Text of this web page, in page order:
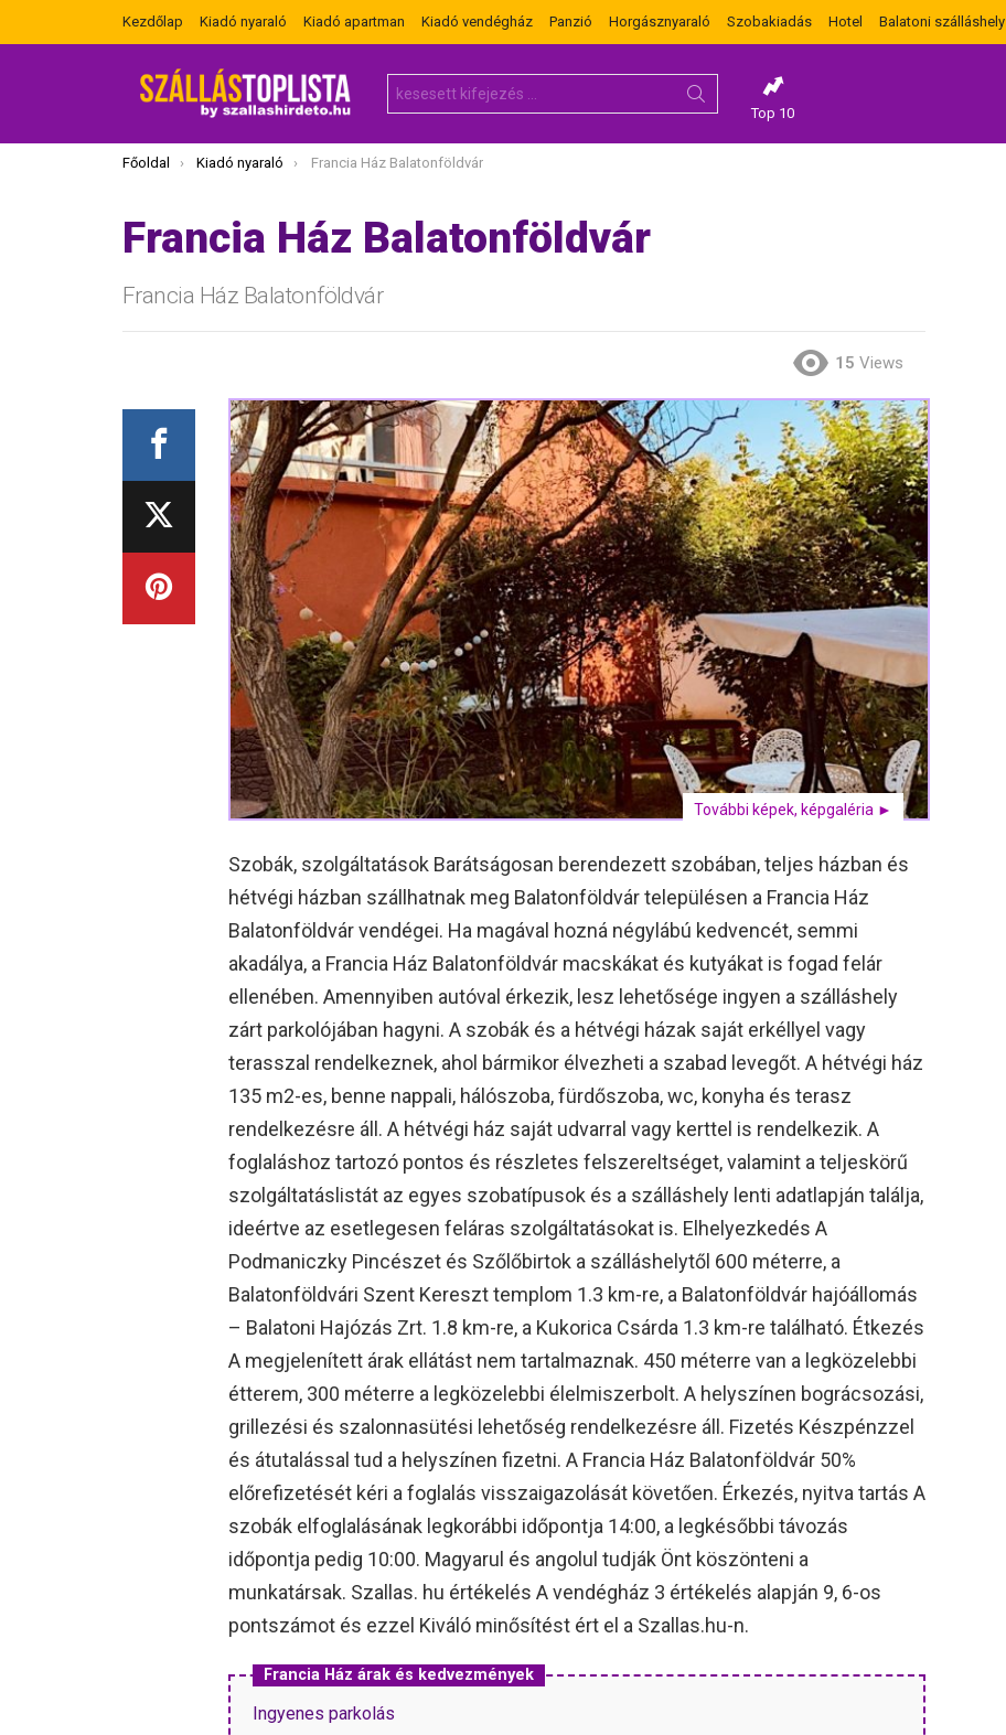
Kezdőlap Kiadó nyaraló Kiadó apartman Kiadó vendégház Panzió Horgásznyaraló Szobakiadás Hotel Balatoni szálláshely
for:
Top 10
Itt vagy most:
Főoldal Kiadó nyaraló Francia Ház Balatonföldvár
Francia Ház Balatonföldvár
Francia Ház Balatonföldvár
15 Views
További képek, képgaléria ►
Szobák, szolgáltatások Barátságosan berendezett szobában, teljes házban és
hétvégi házban szállhatnak meg Balatonföldvár településen a Francia Ház
Balatonföldvár vendégei. Ha magával hozná négylábú kedvencét, semmi
akadálya, a Francia Ház Balatonföldvár macskákat és kutyákat is fogad felár
ellenében. Amennyiben autóval érkezik, lesz lehetősége ingyen a szálláshely
zárt parkolójában hagyni. A szobák és a hétvégi házak saját erkéllyel vagy
terasszal rendelkeznek, ahol bármikor élvezheti a szabad levegőt. A hétvégi ház
135 m2-es, benne nappali, hálószoba, fürdőszoba, wc, konyha és terasz
rendelkezésre áll. A hétvégi ház saját udvarral vagy kerttel is rendelkezik. A
foglaláshoz tartozó pontos és részletes felszereltséget, valamint a teljeskörű
szolgáltatáslistát az egyes szobatípusok és a szálláshely lenti adatlapján találja,
ideértve az esetlegesen feláras szolgáltatásokat is. Elhelyezkedés A
Podmaniczky Pincészet és Szőlőbirtok a szálláshelytől 600 méterre, a
Balatonföldvári Szent Kereszt templom 1.3 km-re, a Balatonföldvár hajóállomás
– Balatoni Hajózás Zrt. 1.8 km-re, a Kukorica Csárda 1.3 km-re található. Étkezés
A megjelenített árak ellátást nem tartalmaznak. 450 méterre van a legközelebbi
étterem, 300 méterre a legközelebbi élelmiszerbolt. A helyszínen bográcsozási,
grillezési és szalonnasütési lehetőség rendelkezésre áll. Fizetés Készpénzzel
és átutalással tud a helyszínen fizetni. A Francia Ház Balatonföldvár 50%
előrefizetését kéri a foglalás visszaigazolását követően. Érkezés, nyitva tartás A
szobák elfoglalásának legkorábbi időpontja 14:00, a legkésőbbi távozás
időpontja pedig 10:00. Magyarul és angolul tudják Önt köszönteni a
munkatársak. Szallas. hu értékelés A vendégház 3 értékelés alapján 9, 6-os
pontszámot és ezzel Kiváló minősítést ért el a Szallas.hu-n.
Francia Ház árak és kedvezmények
Ingyenes parkolás